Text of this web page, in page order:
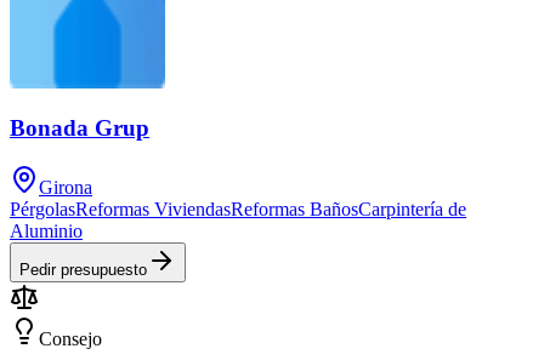
Bonada Grup
Girona
PérgolasReformas ViviendasReformas BañosCarpintería de
Aluminio
Pedir presupuesto
Consejo